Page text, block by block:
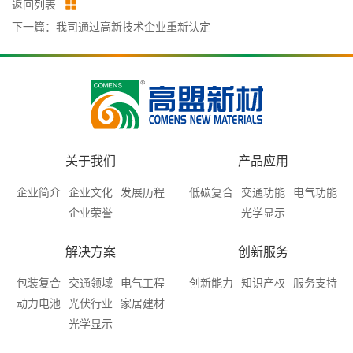
返回列表
下一篇：我司通过高新技术企业重新认定
关于我们
企业简介 企业文化
发展历程
企业荣誉
产品应用
低碳复合 交通功能
电气功能
光学显示
解决方案
包装复合 交通领域
电气工程
动力电池
光伏行业
家居建材
光学显示
创新服务
创新能力 知识产权 服务支持